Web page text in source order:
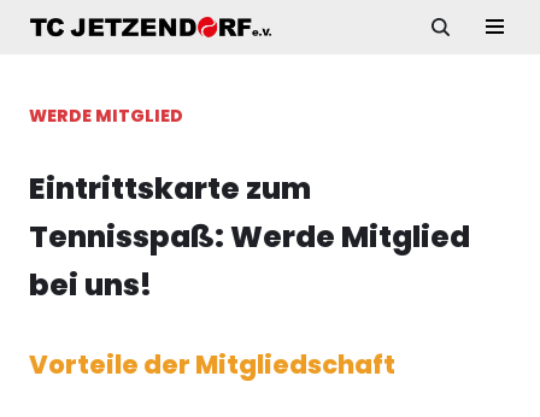
springen
WERDE MITGLIED
Eintrittskarte zum
Tennisspaß: Werde Mitglied
bei uns!
Vorteile der Mitgliedschaft